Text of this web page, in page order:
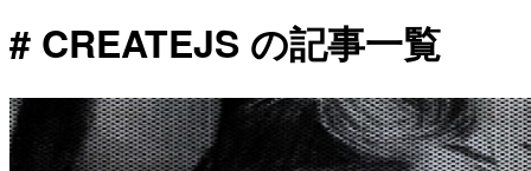
# CREATEJS の記事一覧